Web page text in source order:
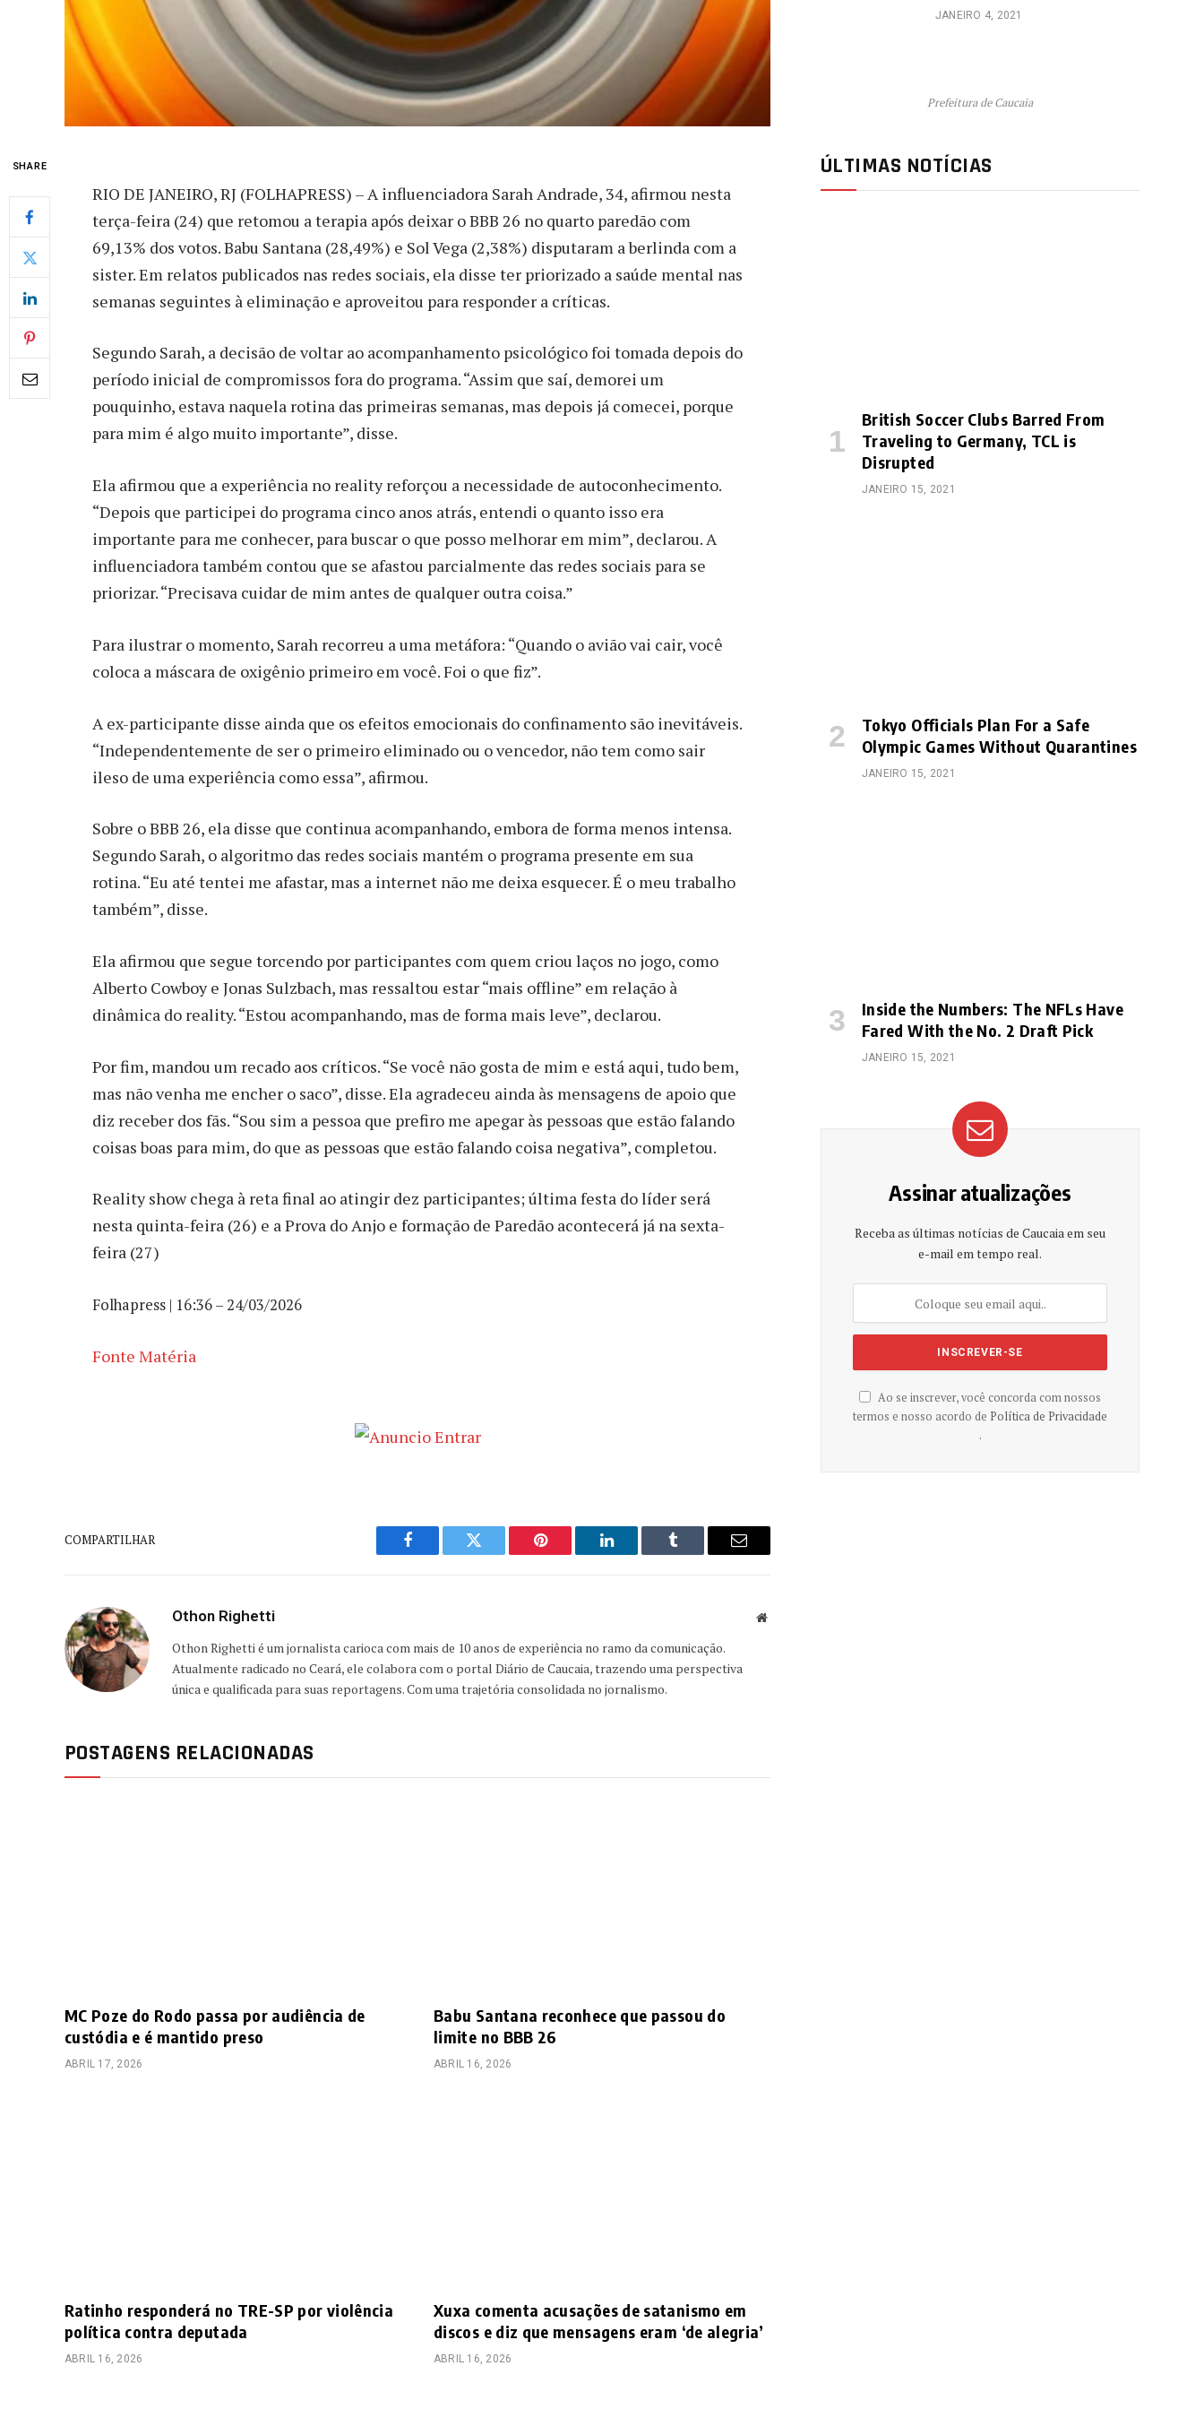
SHARE
RIO DE JANEIRO, RJ (FOLHAPRESS) – A influenciadora Sarah Andrade, 34, afirmou nesta
terça-feira (24) que retomou a terapia após deixar o BBB 26 no quarto paredão com
69,13% dos votos. Babu Santana (28,49%) e Sol Vega (2,38%) disputaram a berlinda com a
sister. Em relatos publicados nas redes sociais, ela disse ter priorizado a saúde mental nas
semanas seguintes à eliminação e aproveitou para responder a críticas.
Segundo Sarah, a decisão de voltar ao acompanhamento psicológico foi tomada depois do
período inicial de compromissos fora do programa. “Assim que saí, demorei um
pouquinho, estava naquela rotina das primeiras semanas, mas depois já comecei, porque
para mim é algo muito importante”, disse.
Ela afirmou que a experiência no reality reforçou a necessidade de autoconhecimento.
“Depois que participei do programa cinco anos atrás, entendi o quanto isso era
importante para me conhecer, para buscar o que posso melhorar em mim”, declarou. A
influenciadora também contou que se afastou parcialmente das redes sociais para se
priorizar. “Precisava cuidar de mim antes de qualquer outra coisa.”
Para ilustrar o momento, Sarah recorreu a uma metáfora: “Quando o avião vai cair, você
coloca a máscara de oxigênio primeiro em você. Foi o que fiz”.
A ex-participante disse ainda que os efeitos emocionais do confinamento são inevitáveis.
“Independentemente de ser o primeiro eliminado ou o vencedor, não tem como sair
ileso de uma experiência como essa”, afirmou.
Sobre o BBB 26, ela disse que continua acompanhando, embora de forma menos intensa.
Segundo Sarah, o algoritmo das redes sociais mantém o programa presente em sua
rotina. “Eu até tentei me afastar, mas a internet não me deixa esquecer. É o meu trabalho
também”, disse.
Ela afirmou que segue torcendo por participantes com quem criou laços no jogo, como
Alberto Cowboy e Jonas Sulzbach, mas ressaltou estar “mais offline” em relação à
dinâmica do reality. “Estou acompanhando, mas de forma mais leve”, declarou.
Por fim, mandou um recado aos críticos. “Se você não gosta de mim e está aqui, tudo bem,
mas não venha me encher o saco”, disse. Ela agradeceu ainda às mensagens de apoio que
diz receber dos fãs. “Sou sim a pessoa que prefiro me apegar às pessoas que estão falando
coisas boas para mim, do que as pessoas que estão falando coisa negativa”, completou.
Reality show chega à reta final ao atingir dez participantes; última festa do líder será
nesta quinta-feira (26) e a Prova do Anjo e formação de Paredão acontecerá já na sexta-
feira (27)
Folhapress | 16:36 – 24/03/2026
Fonte Matéria
COMPARTILHAR
Facebook Twitter Pinterest LinkedIn Tumblr Email
Othon Righetti Website
Othon Righetti é um jornalista carioca com mais de 10 anos de experiência no ramo da comunicação.
Atualmente radicado no Ceará, ele colabora com o portal Diário de Caucaia, trazendo uma perspectiva
única e qualificada para suas reportagens. Com uma trajetória consolidada no jornalismo.
POSTAGENS RELACIONADAS
MC Poze do Rodo passa por audiência de
custódia e é mantido preso
ABRIL 17, 2026
Babu Santana reconhece que passou do
limite no BBB 26
ABRIL 16, 2026
Ratinho responderá no TRE-SP por violência
política contra deputada
ABRIL 16, 2026
Xuxa comenta acusações de satanismo em
discos e diz que mensagens eram ‘de alegria’
ABRIL 16, 2026
JANEIRO 4, 2021
Prefeitura de Caucaia
ÚLTIMAS NOTÍCIAS
British Soccer Clubs Barred From
Traveling to Germany, TCL is
Disrupted
JANEIRO 15, 2021
Tokyo Officials Plan For a Safe
Olympic Games Without Quarantines
JANEIRO 15, 2021
Inside the Numbers: The NFLs Have
Fared With the No. 2 Draft Pick
JANEIRO 15, 2021
Assinar atualizações
Receba as últimas notícias de Caucaia em seu
e-mail em tempo real.
Ao se inscrever, você concorda com nossos
termos e nosso acordo de Política de Privacidade
.